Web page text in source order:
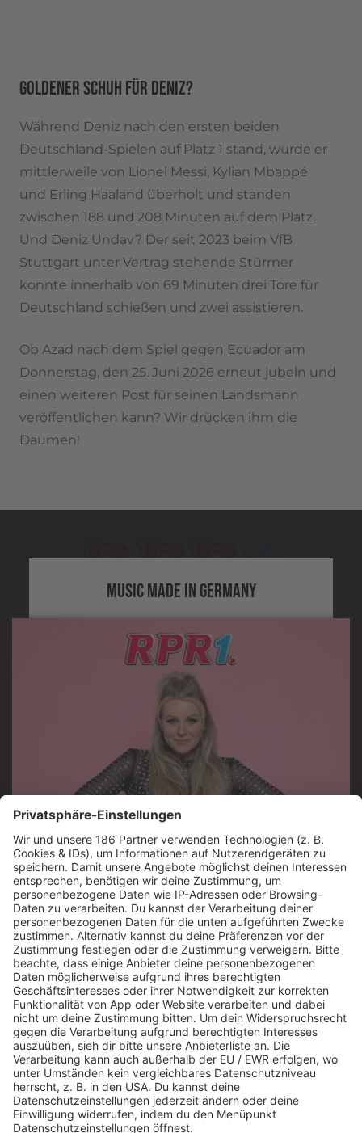
GOLDENER SCHUH FÜR DENIZ?
Während Deniz nach den ersten beiden
Deutschland-Spielen auf Platz 1 stand, wurde er
mittlerweile von Lionel Messi, Kylian Mbappé
und Erling Haaland überholt und standen
zwischen 188 und 208 Minuten auf dem Platz.
Und Deniz Undav? Der seit 2023 beim VfB
Stuttgart unter Vertrag stehende Stürmer
konnte innerhalb von 69 Minuten drei Tore für
Deutschland schießen und zwei assistieren.
Ob Azad nach dem Spiel gegen Ecuador am
Donnerstag, den 25. Juni 2026 erneut jubeln und
einen weiteren Post für seinen Landsmann
veröffentlichen kann? Wir drücken ihm die
Daumen!
MUSIC MADE IN GERMANY
Jetzt abspielen
Es läuft:
REA GARVEY mit PERFECT IN MY EYES